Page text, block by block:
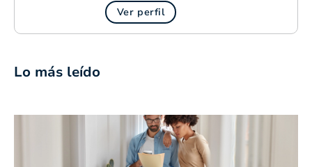
Ver perfil
Lo más leído